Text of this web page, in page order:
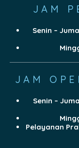
JAM
Senin –
JAM
Senin –
Pelayanan